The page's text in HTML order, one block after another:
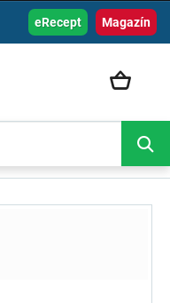
Magazín
eRecept